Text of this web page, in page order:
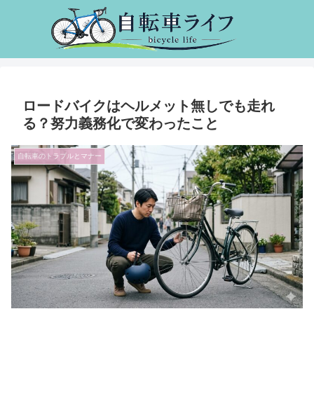
ロードバイクはヘルメット無しでも走れ
る？努力義務化で変わったこと
自転車のトラブルとマナー